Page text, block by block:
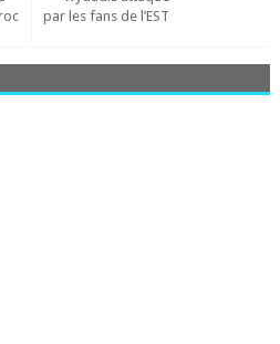
par les fans de l’EST